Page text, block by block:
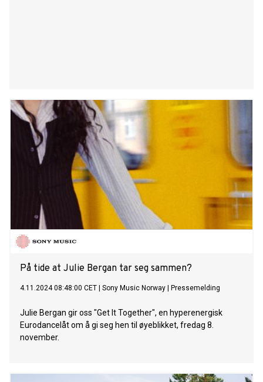
På tide at Julie Bergan tar seg sammen?
4.11.2024 08:48:00 CET Sony Music Norway Pressemelding
Julie Bergan gir oss "Get It Together", en hyperenergisk
Eurodancelåt om å gi seg hen til øyeblikket, fredag 8.
november.